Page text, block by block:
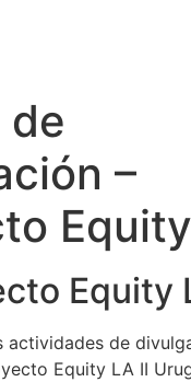
de
–
Equity
actividades de
Equity LA II